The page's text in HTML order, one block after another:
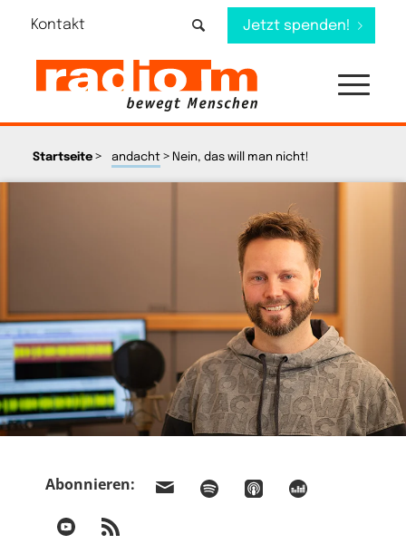
Kontakt Jetzt spenden!
Startseite> andacht> Nein, das will man nicht!
Abonnieren: